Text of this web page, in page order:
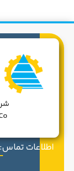
اطلاعات تماس: